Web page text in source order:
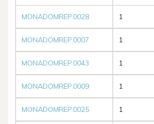
MONADOMREP.0028 1
MONADOMREP.0007 1
MONADOMREP.0043 1
MONADOMREP.0009 1
MONADOMREP.0025 1